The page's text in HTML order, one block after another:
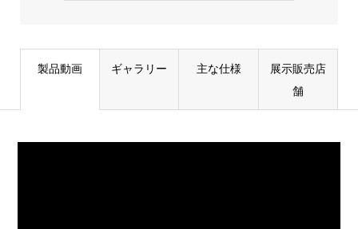
製品動画 ギャラリー 主な仕様
展示販売店
舗